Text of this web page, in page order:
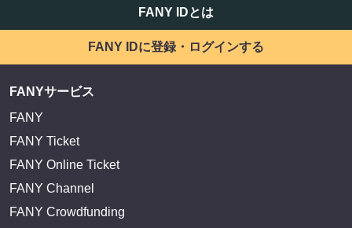
FANY IDとは
FANY IDに登録・ログインする
FANYサービス
FANY
FANY Ticket
FANY Online Ticket
FANY Channel
FANY Crowdfunding